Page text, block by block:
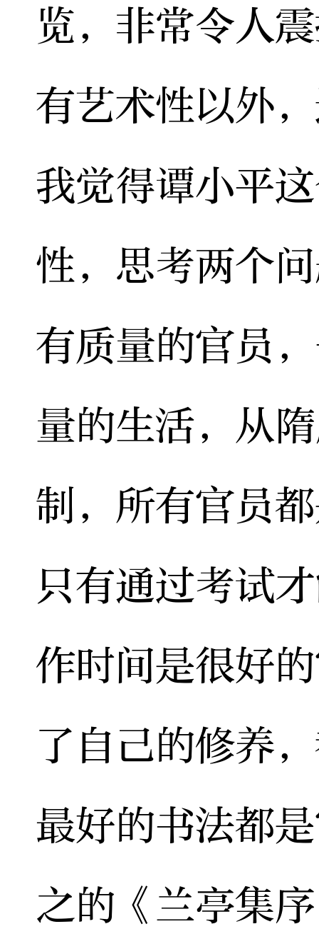
览，非常令人
有艺术性以外
我觉得谭小平
性，思考两个
有质量的官员
量的生活，从
制，所有官员
只有通过考试
作时间是很好
了自己的修养
最好的书法都
之的《兰亭集